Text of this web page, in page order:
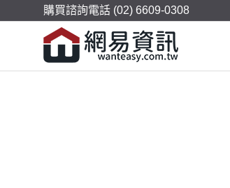
購買諮詢電話 (02) 6609-0308
我們提供網站架設所需的服務，包含虛擬